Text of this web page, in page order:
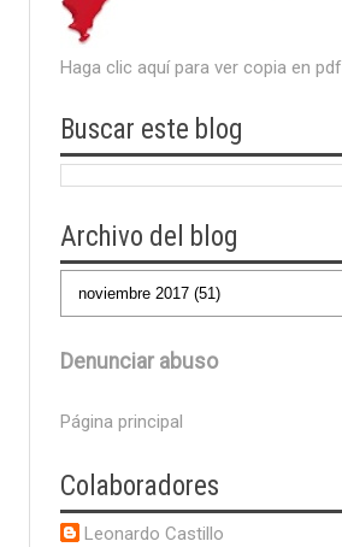
Haga clic aquí para ver copia en pdf
Buscar este blog
Archivo del blog
Denunciar abuso
Página principal
Colaboradores
Leonardo Castillo